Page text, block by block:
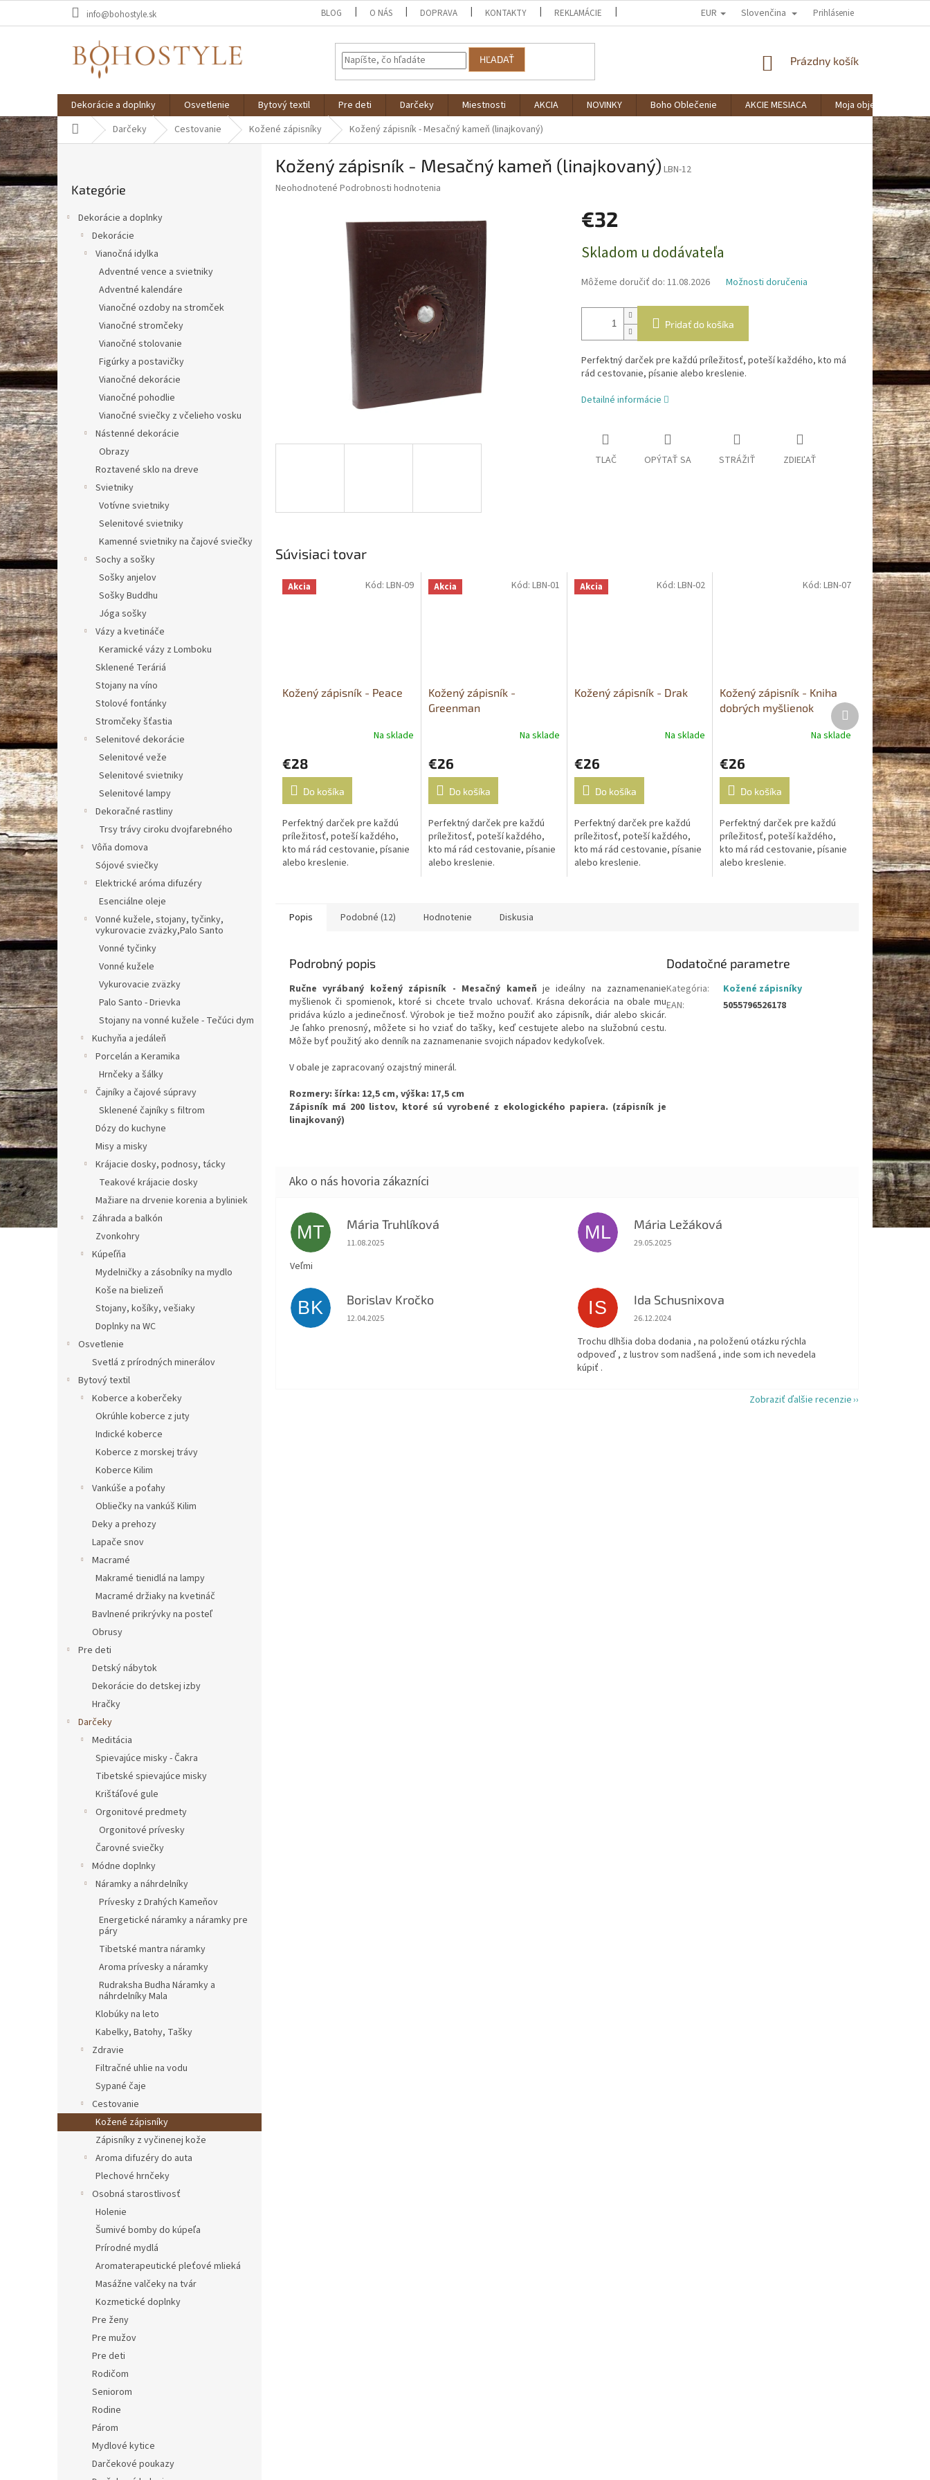
info@bohostyle.sk BLOG O NÁS DOPRAVA KONTAKTY REKLAMÁCIE SPOLUPRÁCA VERNOSTNÝ KLUB BOHOSTYLE
EUR Slovenčina Prihlásenie
HĽADAŤ
NÁKUPNÝ
Prázdny košík
Dekorácie a doplnky Osvetlenie Bytový textil Pre deti Darčeky Miestnosti AKCIA NOVINKY Boho Oblečenie AKCIE MESIACA
Moja objednávka
DomovDarčeky Cestovanie Kožené zápisníky Kožený zápisník - Mesačný kameň (linajkovaný)
B
o
č
n
ý
p
a
n
e
l
kategórie
Kategórie
Dekorácie a doplnky
Dekorácie
Vianočná idylka
Adventné vence a svietniky
Adventné kalendáre
Vianočné ozdoby na stromček
Vianočné stromčeky
Vianočné stolovanie
Figúrky a postavičky
Vianočné dekorácie
Vianočné pohodlie
Vianočné sviečky z včelieho vosku
Nástenné dekorácie
Obrazy
Roztavené sklo na dreve
Svietniky
Votívne svietniky
Selenitové svietniky
Kamenné svietniky na čajové sviečky
Sochy a sošky
Sošky anjelov
Sošky Buddhu
Jóga sošky
Vázy a kvetináče
Keramické vázy z Lomboku
Sklenené Teráriá
Stojany na víno
Stolové fontánky
Stromčeky šťastia
Selenitové dekorácie
Selenitové veže
Selenitové svietniky
Selenitové lampy
Dekoračné rastliny
Trsy trávy ciroku dvojfarebného
Vôňa domova
Sójové sviečky
Elektrické aróma difuzéry
Esenciálne oleje
Vonné kužele, stojany, tyčinky,
vykurovacie zväzky,Palo Santo
Vonné tyčinky
Vonné kužele
Vykurovacie zväzky
Palo Santo - Drievka
Stojany na vonné kužele - Tečúci dym
Kuchyňa a jedáleň
Porcelán a Keramika
Hrnčeky a šálky
Čajníky a čajové súpravy
Sklenené čajníky s filtrom
Dózy do kuchyne
Misy a misky
Krájacie dosky, podnosy, tácky
Teakové krájacie dosky
Mažiare na drvenie korenia a byliniek
Záhrada a balkón
Zvonkohry
Kúpeľňa
Mydelničky a zásobníky na mydlo
Koše na bielizeň
Stojany, košíky, vešiaky
Doplnky na WC
Osvetlenie
Svetlá z prírodných minerálov
Bytový textil
Koberce a koberčeky
Okrúhle koberce z juty
Indické koberce
Koberce z morskej trávy
Koberce Kilim
Vankúše a poťahy
Obliečky na vankúš Kilim
Deky a prehozy
Lapače snov
Macramé
Makramé tienidlá na lampy
Macramé držiaky na kvetináč
Bavlnené prikrývky na posteľ
Obrusy
Pre deti
Detský nábytok
Dekorácie do detskej izby
Hračky
Darčeky
Meditácia
Spievajúce misky - Čakra
Tibetské spievajúce misky
Krištáľové gule
Orgonitové predmety
Orgonitové prívesky
Čarovné sviečky
Módne doplnky
Náramky a náhrdelníky
Prívesky z Drahých Kameňov
Energetické náramky a náramky pre
páry
Tibetské mantra náramky
Aroma prívesky a náramky
Rudraksha Budha Náramky a
náhrdelníky Mala
Klobúky na leto
Kabelky, Batohy, Tašky
Zdravie
Filtračné uhlie na vodu
Sypané čaje
Cestovanie
Kožené zápisníky
Zápisníky z vyčinenej kože
Aroma difuzéry do auta
Plechové hrnčeky
Osobná starostlivosť
Holenie
Šumivé bomby do kúpeľa
Prírodné mydlá
Aromaterapeutické pleťové mlieká
Masážne valčeky na tvár
Kozmetické doplnky
Pre ženy
Pre mužov
Pre deti
Rodičom
Seniorom
Rodine
Párom
Mydlové kytice
Darčekové poukazy
Kožený zápisník - Mesačný kameň (linajkovaný) LBN-12
Priemerné
Neohodnotené Podrobnosti hodnotenia
€32
cena:
Skladom u dodávateľa
Môžeme doručiť do: 11.08.2026 Možnosti doručenia
Pridať do košíka
Perfektný darček pre každú príležitosť, poteší každého, kto má
rád cestovanie, písanie alebo kreslenie.
Detailné informácie
TLAČ OPÝTAŤ SA STRÁŽIŤ ZDIEĽAŤ
Súvisiaci tovar
Akcia
Kožený zápisník - Peace
Na sklade
€28
Do košíka
Perfektný darček pre každú
príležitosť, poteší každého,
kto má rád cestovanie, písanie
alebo kreslenie.
Kód: LBN-09 Akcia
Kožený zápisník -
Greenman
Na sklade
€26
Do košíka
Perfektný darček pre každú
príležitosť, poteší každého,
kto má rád cestovanie, písanie
alebo kreslenie.
Kód: LBN-01 Akcia
Kožený zápisník - Drak
Na sklade
€26
Do košíka
Perfektný darček pre každú
príležitosť, poteší každého,
kto má rád cestovanie, písanie
alebo kreslenie.
Kód:LBN-02
Kožený zápisník - Kniha
dobrých myšlienok
produktu
je
5,0
z
hviezdičiek.
Na sklade
€26
Do košíka
Perfektný darček pre každú
príležitosť, poteší každého,
kto má rád cestovanie, písanie
alebo kreslenie.
Kód: LBN-07
Ďalší
produkt
Popis Podobné (12) Hodnotenie Diskusia
Podrobný popis
Ručne vyrábaný kožený zápisník - Mesačný kameň je ideálny na zaznamenanie
myšlienok či spomienok, ktoré si chcete trvalo uchovať. Krásna dekorácia na obale mu
pridáva kúzlo a jedinečnosť. Výrobok je tiež možno použiť ako zápisník, diár alebo skicár.
Je ľahko prenosný, môžete si ho vziať do tašky, keď cestujete alebo na služobnú cestu.
Môže byť použitý ako denník na zaznamenanie svojich nápadov kedykoľvek.
V obale je zapracovaný ozajstný minerál.
Rozmery: šírka: 12,5 cm, výška: 17,5 cm
Zápisník má 200 listov, ktoré sú vyrobené z ekologického papiera. (zápisník je
linajkovaný)
Dodatočné parametre
Kategória:
Kožené zápisníky
EAN: 5055796526178
MT Mária Truhlíková
Hodnotenie obchodu je 5 z 5 hviezdičiek.
11.08.2025
Veľmi
ML Mária Ležáková
Hodnotenie obchodu je 5 z 5 hviezdičiek.
29.05.2025
BK Borislav Kročko
Hodnotenie obchodu je 5 z 5 hviezdičiek.
12.04.2025
IS Ida Schusnixova
Hodnotenie obchodu je 5 z 5 hviezdičiek.
26.12.2024
Trochu dlhšia doba dodania , na položenú otázku rýchla
odpoveď , z lustrov som nadšená , inde som ich nevedela
kúpiť .
Zobraziť ďalšie recenzie